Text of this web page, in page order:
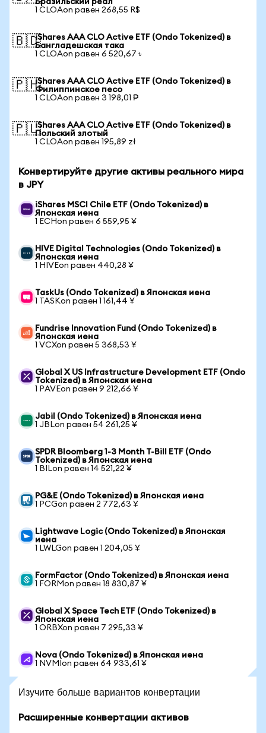
Бразильский реал
1 CLOAon равен 268,55 R$
🇧🇩iShares AAA CLO Active ETF (Ondo Tokenized) в
Бангладешская така
1 CLOAon равен 6 520,67 ৳
🇵🇭iShares AAA CLO Active ETF (Ondo Tokenized) в
Филиппинское песо
1 CLOAon равен 3 198,01 ₱
🇵🇱iShares AAA CLO Active ETF (Ondo Tokenized) в
Польский злотый
1 CLOAon равен 195,89 zł
Конвертируйте другие активы реального мира
в JPY
iShares MSCI Chile ETF (Ondo Tokenized) в
Японская иена
1 ECHon равен 6 559,95 ¥
HIVE Digital Technologies (Ondo Tokenized) в
Японская иена
1 HIVEon равен 440,28 ¥
TaskUs (Ondo Tokenized) в Японская иена
1 TASKon равен 1 161,44 ¥
Fundrise Innovation Fund (Ondo Tokenized) в
Японская иена
1 VCXon равен 5 368,53 ¥
Global X US Infrastructure Development ETF (Ondo
Tokenized) в Японская иена
1 PAVEon равен 9 212,66 ¥
Jabil (Ondo Tokenized) в Японская иена
1 JBLon равен 54 261,25 ¥
SPDR Bloomberg 1-3 Month T-Bill ETF (Ondo
Tokenized) в Японская иена
1 BILon равен 14 521,22 ¥
PG&E (Ondo Tokenized) в Японская иена
1 PCGon равен 2 772,63 ¥
Lightwave Logic (Ondo Tokenized) в Японская
иена
1 LWLGon равен 1 204,05 ¥
FormFactor (Ondo Tokenized) в Японская иена
1 FORMon равен 18 830,87 ¥
Global X Space Tech ETF (Ondo Tokenized) в
Японская иена
1 ORBXon равен 7 295,33 ¥
Nova (Ondo Tokenized) в Японская иена
1 NVMIon равен 64 933,61 ¥
Изучите больше вариантов конвертации
Расширенные конвертации активов